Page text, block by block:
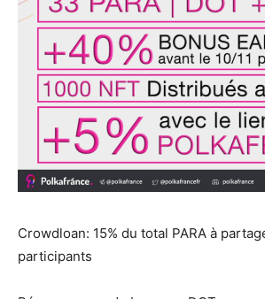
Crowdloan: 15% du total PARA à
participants